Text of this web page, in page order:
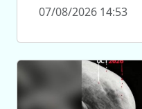
07/08/2026 14:53